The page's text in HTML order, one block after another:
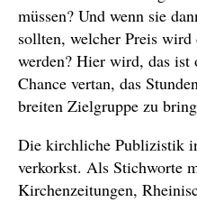
müssen? Und wenn sie
sollten, welcher Preis
werden? Hier wird, das
Chance vertan, das
breiten Zielgruppe zu
Die kirchliche Publizistik
verkorkst. Als Stichworte
Kirchenzeitungen,